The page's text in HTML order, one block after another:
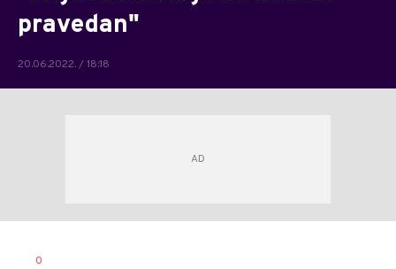
pravedan"
20.06.2022. / 18:18
AUTOR
0